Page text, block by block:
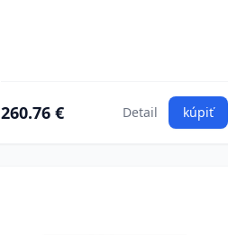
260.76 € Detail kúpiť